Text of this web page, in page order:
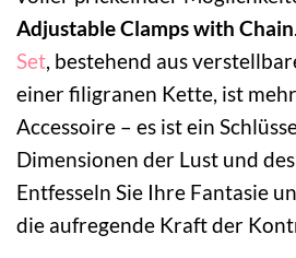
Adjustable Clamps with Chain
Set , bestehend aus
einer filigranen Kette, ist
Accessoire – es ist ein
Dimensionen der Lust und
Entfesseln Sie Ihre Fantasie
die aufregende Kraft der